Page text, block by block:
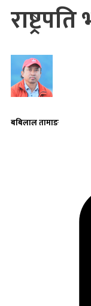
बबिलाल तामाङ